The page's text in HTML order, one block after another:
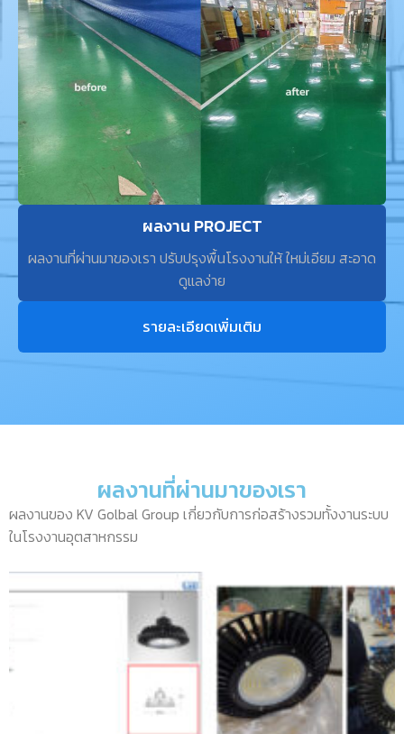
ผลงาน PROJECT
ผลงานที่ผ่านมาของเรา ปรับปรุงพื้นโรงงานให้ ใหม่เอียม สะอาด
ดูแลง่าย
รายละเอียดเพิ่มเติม
ผลงานที่ผ่านมาของเรา
ผลงานของ KV Golbal Group เกี่ยวกับการก่อสร้างรวมทั้งงานระบบ
ในโรงงานอุตสาหกรรม